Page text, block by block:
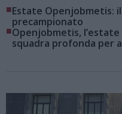
■Estate Openjobmetis:
precampionato
■Openjobmetis, l’estate
squadra profonda per